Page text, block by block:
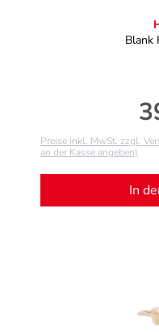
Blank
Preise inkl. MwSt. zzgl.
an der Kasse angeben)
In